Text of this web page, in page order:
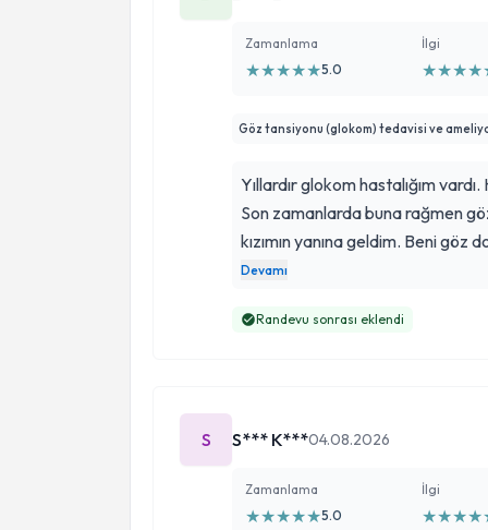
Zamanlama
★★★★★5.0
İlgi
★★★★
Göz tansiyonu (glokom) tedavisi ve
Yıllardır glokom hastalığım
Son zamanlarda buna rağmen
kızımın yanına geldim. Beni
muayene ettirdiler. Doktor Bey,
tansiyonum normal seviyelere
teşekkür ederim.
Devamı
Randevu sonrası eklendi
S S*** K***04.08.2026
Zamanlama
★★★★★5.0
İlgi
★★★★